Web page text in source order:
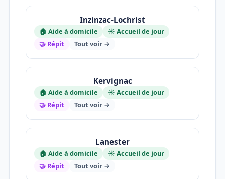
Inzinzac-Lochrist
🏠 Aide à domicile
☀️ Accueil de jour
🤝 Répit
Tout voir →
Kervignac
🏠 Aide à domicile
☀️ Accueil de jour
🤝 Répit
Tout voir →
Lanester
🏠 Aide à domicile
☀️ Accueil de jour
🤝 Répit
Tout voir →